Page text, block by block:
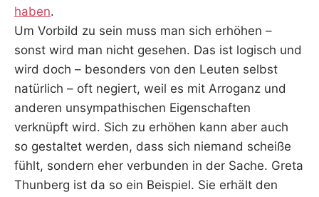
haben.
Um Vorbild zu sein muss man sich erhöhen –
sonst wird man nicht gesehen. Das ist logisch und
wird doch – besonders von den Leuten selbst
natürlich – oft negiert, weil es mit Arroganz und
anderen unsympathischen Eigenschaften
verknüpft wird. Sich zu erhöhen kann aber auch
so gestaltet werden, dass sich niemand scheiße
fühlt, sondern eher verbunden in der Sache. Greta
Thunberg ist da so ein Beispiel. Sie erhält den